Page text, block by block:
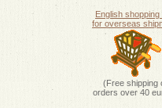
English shopping
for overseas
(Free shipping
orders over 40